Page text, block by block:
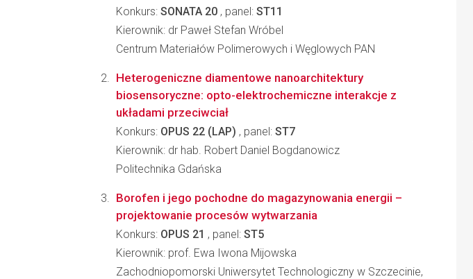
Konkurs: SONATA 20 , panel: ST11
Kierownik: dr Paweł Stefan Wróbel
Centrum Materiałów Polimerowych i Węglowych PAN
Heterogeniczne diamentowe nanoarchitektury
biosensoryczne: opto-elektrochemiczne interakcje z
układami przeciwciał
Konkurs: OPUS 22 (LAP) , panel: ST7
Kierownik: dr hab. Robert Daniel Bogdanowicz
Politechnika Gdańska
Borofen i jego pochodne do magazynowania energii –
projektowanie procesów wytwarzania
Konkurs: OPUS 21 , panel: ST5
Kierownik: prof. Ewa Iwona Mijowska
Zachodniopomorski Uniwersytet Technologiczny w Szczecinie,